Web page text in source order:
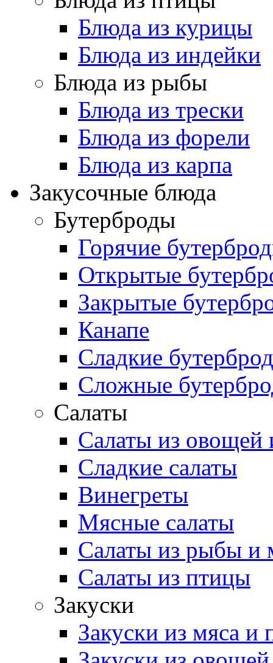
Блюда из курицы
Блюда из индейки
Блюда из рыбы
Блюда из трески
Блюда из форели
Блюда из карпа
Закусочные блюда
Бутерброды
Горячие
Открытые
Закрытые
Канапе
Сладкие
Сложные
Салаты
Салаты из овощей
Сладкие салаты
Винегреты
Мясные салаты
Салаты из рыбы и
Салаты из птицы
Закуски
Закуски из мяса и